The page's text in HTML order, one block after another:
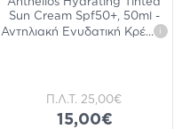
Sun Cream Spf50+, 50ml -
Αντηλιακή Ενυδατική Κρέ... i
Π.Λ.Τ. 25,00€
15,00€